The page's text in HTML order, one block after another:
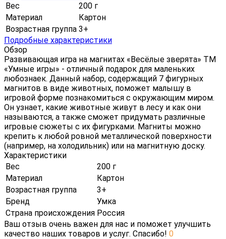
Вес
200 г
Материал
Картон
Возрастная группа 3+
Подробные характеристики
Обзор
Развивающая игра на магнитах «Весёлые зверята» ТМ
«Умные игры» - отличный подарок для маленьких
любознаек. Данный набор, содержащий 7 фигурных
магнитов в виде животных, поможет малышу в
игровой форме познакомиться с окружающим миром.
Он узнает, какие животные живут в лесу и как они
называются, а также сможет придумать различные
игровые сюжеты с их фигурками. Магниты можно
крепить к любой ровной металлической поверхности
(например, на холодильник) или на магнитную доску.
Характеристики
Вес
200 г
Материал
Картон
Возрастная группа
3+
Бренд
Умка
Страна происхождения Россия
Ваш отзыв очень важен для нас и поможет улучшить
качество наших товаров и услуг. Спасибо! 0